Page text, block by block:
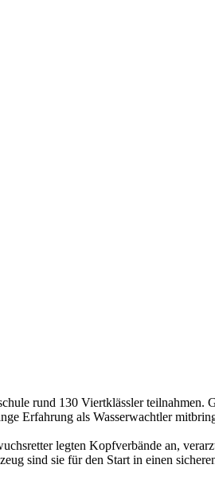
rund 130 Viertklässler teilnahmen.
Erfahrung als Wasserwachtler
legten Kopfverbände an,
sind sie für den Start in einen